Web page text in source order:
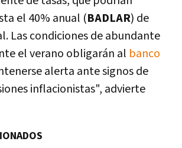
el 40% anual (BADLAR) de
Las condiciones de abundante
el verano obligarán al banco
alerta ante signos de
inflacionistas", advierte